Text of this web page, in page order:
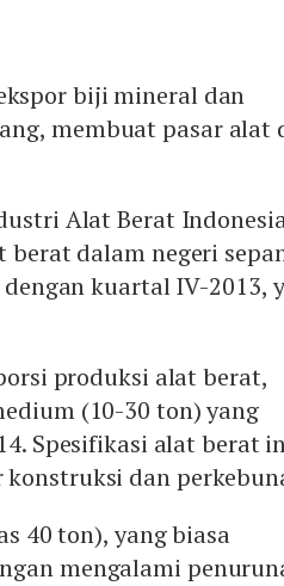
biji mineral dan
membuat pasar alat
Alat Berat
dalam negeri
kuartal IV-2013,
produksi alat berat,
(10-30 ton) yang
Spesifikasi alat berat
dan
40 ton), yang biasa
mengalami